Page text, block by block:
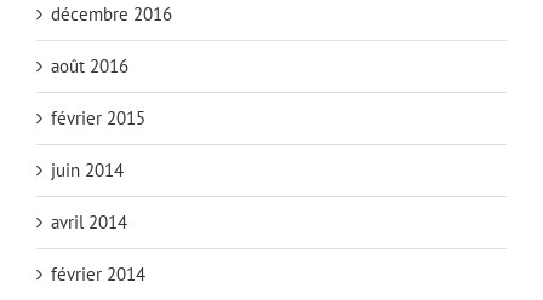
décembre 2016
août 2016
février 2015
juin 2014
avril 2014
février 2014